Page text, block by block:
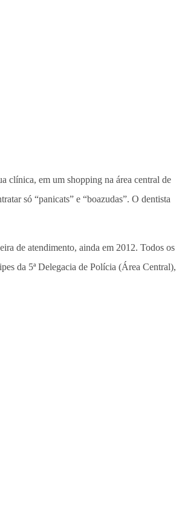
clínica, em um shopping na área central de
só “panicats” e “boazudas”. O dentista
de atendimento, ainda em 2012. Todos os
da 5ª Delegacia de Polícia (Área Central),